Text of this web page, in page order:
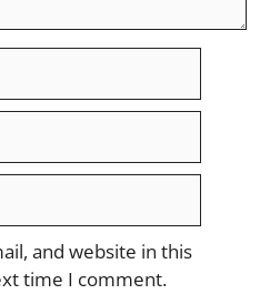
and website in this
time I comment.